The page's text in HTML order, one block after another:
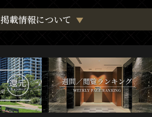
掲載情報について